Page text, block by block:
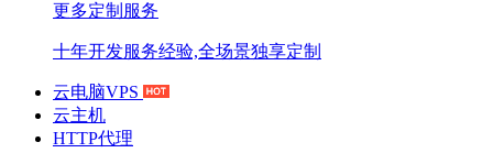
更多定制服务
十年开发服务经验,全场景独享定制
云电脑VPS
云主机
HTTP代理